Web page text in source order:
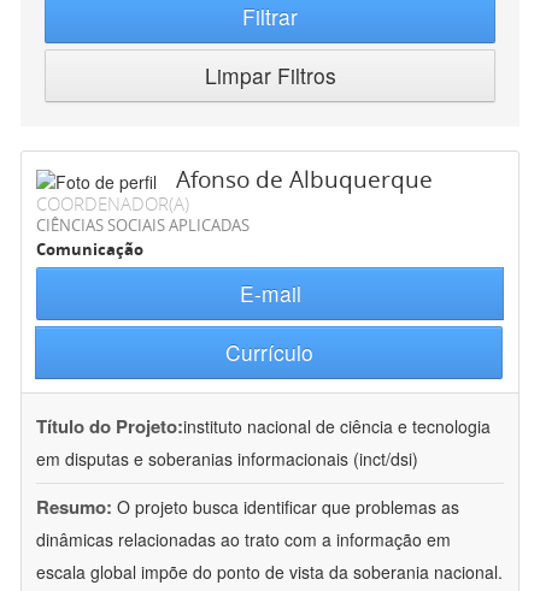
Filtrar
Limpar Filtros
Afonso de Albuquerque
COORDENADOR(A)
CIÊNCIAS SOCIAIS APLICADAS
Comunicação
E-mail
Currículo
Título do Projeto:instituto nacional de ciência e tecnologia
em disputas e soberanias informacionais (inct/dsi)
Resumo: O projeto busca identificar que problemas as
dinâmicas relacionadas ao trato com a informação em
escala global impõe do ponto de vista da soberania nacional.